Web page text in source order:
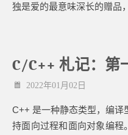
独是爱的最意味深长的赠品
C/C++ 札记：第
2022年01月02日
C++ 是一种静态类型，编译
持面向过程和面向对象编